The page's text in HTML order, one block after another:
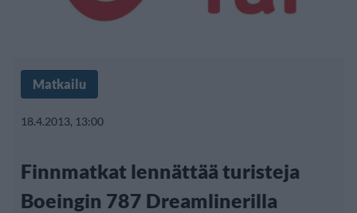
Matkailu
18.4.2013, 13:00
Finnmatkat lennättää turisteja
Boeingin 787 Dreamlinerilla